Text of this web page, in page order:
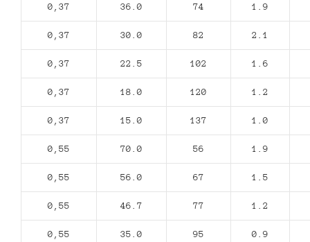
0,37 36.0 74 1.9
0,37 30.0 82 2.1
0,37 22.5 102 1.6
0,37 18.0 120 1.2
0,37 15.0 137 1.0
0,55 70.0 56 1.9
0,55 56.0 67 1.5
0,55 46.7 77 1.2
0,55 35.0 95 0.9